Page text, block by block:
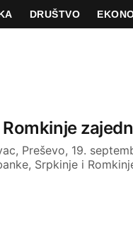
DRUŠTVO
Preševo, 19.
Srpkinje i